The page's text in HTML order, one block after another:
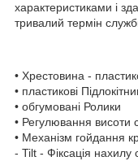
характеристиками і
тривалий термін
• Хрестовина -
• пластикові
• обгумовані Ролики
• Регулювання висоти
• Механізм гойдання
- Tilt - Фіксація нахилу